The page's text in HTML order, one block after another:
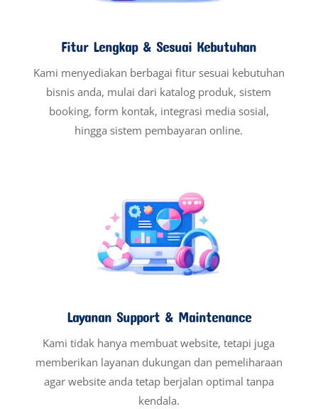
Fitur Lengkap & Sesuai Kebutuhan
Kami menyediakan berbagai fitur sesuai kebutuhan
bisnis anda, mulai dari katalog produk, sistem
booking, form kontak, integrasi media sosial,
hingga sistem pembayaran online.
Layanan Support & Maintenance
Kami tidak hanya membuat website, tetapi juga
memberikan layanan dukungan dan pemeliharaan
agar website anda tetap berjalan optimal tanpa
kendala.